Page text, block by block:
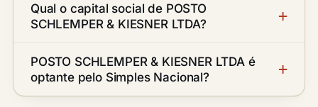
Qual o capital social de POSTO
SCHLEMPER & KIESNER LTDA?
POSTO SCHLEMPER & KIESNER LTDA é
optante pelo Simples Nacional?